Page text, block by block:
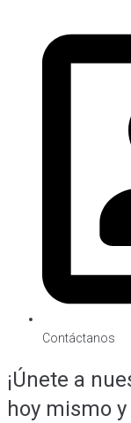
Contáctanos
¡Únete a
hoy mismo